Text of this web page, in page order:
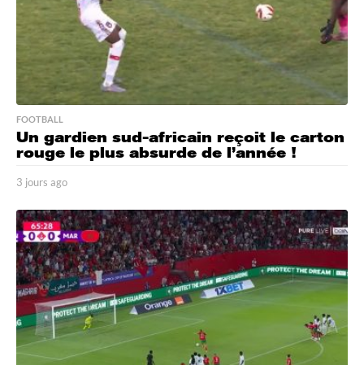
FOOTBALL
Un gardien sud-africain reçoit le carton
rouge le plus absurde de l’année !
3 jours ago
o
u
r
s
a
g
o